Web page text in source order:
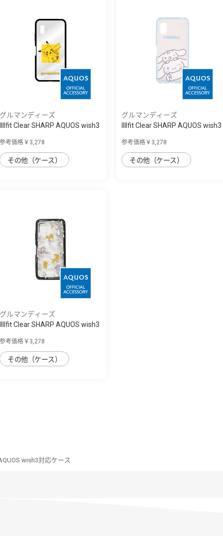
グルマンディーズ
IIIIfit Clear SHARP AQUOS wish3
参考価格￥3,278
その他（ケース）
グルマンディーズ
IIIIfit Clear SHARP AQUOS wish3
参考価格￥3,278
その他（ケース）
グルマンディーズ
IIIIfit Clear SHARP AQUOS wish3
参考価格￥3,278
その他（ケース）
wish3対応ケース